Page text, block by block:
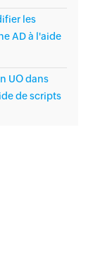
les
AD à l'aide
UO dans
de scripts